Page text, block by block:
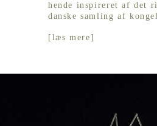
hende inspireret af det
danske samling af
[ læs mere]